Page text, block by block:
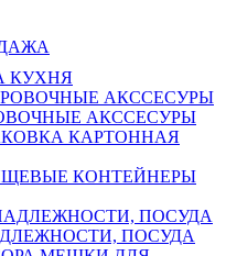
КУХНЯ
АКССЕСУРЫ
КАРТОННАЯ
КОНТЕЙНЕРЫ
ПОСУДА